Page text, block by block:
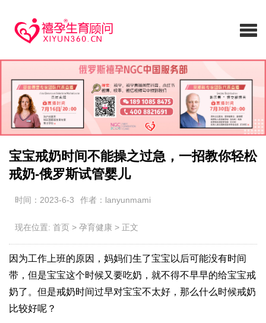
宝宝戒奶时间不能操之过急，一招教你轻松
戒奶-俄罗斯试管婴儿
时间：2023-6-3 作者：lanyunmami
现在位置: 首页 > 孕育健康 > 正文
因为工作上班的原因，妈妈们生了宝宝以后可能没有时间
带，但是宝宝这个时候又要吃奶，就不得不早早的给宝宝戒
奶了。但是戒奶时间过早对宝宝不太好，那么什么时候戒奶
比较好呢？